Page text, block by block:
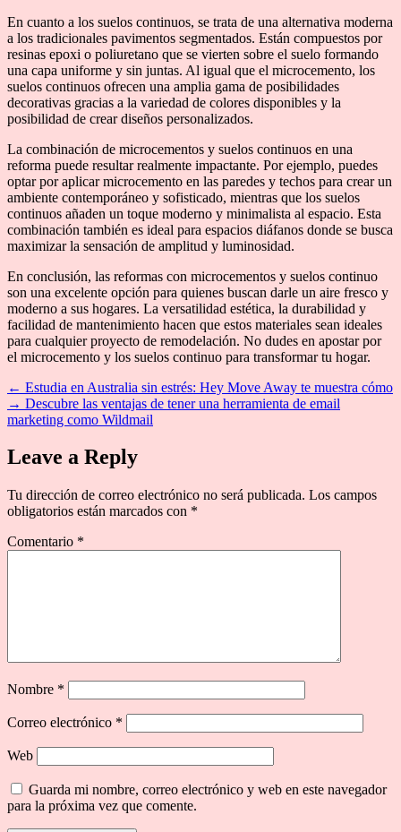
En cuanto a los suelos continuos, se trata de una alternativa moderna
a los tradicionales pavimentos segmentados. Están compuestos por
resinas epoxi o poliuretano que se vierten sobre el suelo formando
una capa uniforme y sin juntas. Al igual que el microcemento, los
suelos continuos ofrecen una amplia gama de posibilidades
decorativas gracias a la variedad de colores disponibles y la
posibilidad de crear diseños personalizados.
La combinación de microcementos y suelos continuos en una
reforma puede resultar realmente impactante. Por ejemplo, puedes
optar por aplicar microcemento en las paredes y techos para crear un
ambiente contemporáneo y sofisticado, mientras que los suelos
continuos añaden un toque moderno y minimalista al espacio. Esta
combinación también es ideal para espacios diáfanos donde se busca
maximizar la sensación de amplitud y luminosidad.
En conclusión, las reformas con microcementos y suelos continuo
son una excelente opción para quienes buscan darle un aire fresco y
moderno a sus hogares. La versatilidad estética, la durabilidad y
facilidad de mantenimiento hacen que estos materiales sean ideales
para cualquier proyecto de remodelación. No dudes en apostar por
el microcemento y los suelos continuo para transformar tu hogar.
← Estudia en Australia sin estrés: Hey Move Away te muestra cómo
→ Descubre las ventajas de tener una herramienta de email
marketing como Wildmail
Leave a Reply
Tu dirección de correo electrónico no será publicada. Los campos
obligatorios están marcados con *
Comentario *
Nombre *
Correo electrónico *
Web
Guarda mi nombre, correo electrónico y web en este navegador
para la próxima vez que comente.